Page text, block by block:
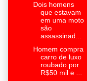
Dois homens
que estavam
em uma moto
são
assassinad...
Homem compra
carro de luxo
roubado por
R$50 mil e ...